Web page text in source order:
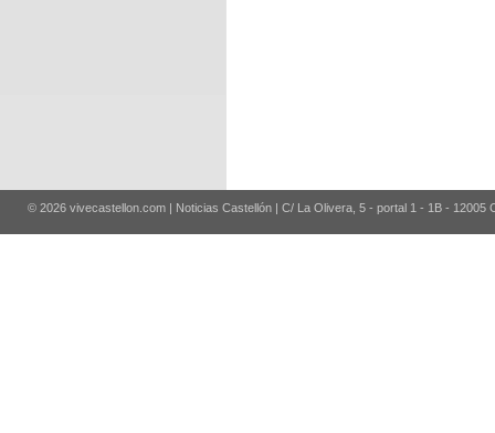
© 2026 vivecastellon.com | Noticias Castellón | C/ La Olivera, 5 - portal 1 - 1B - 12005